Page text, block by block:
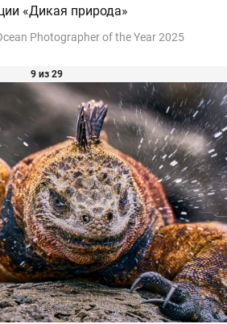
«Дикая природа»
Photographer of the Year 2025
9 из 29